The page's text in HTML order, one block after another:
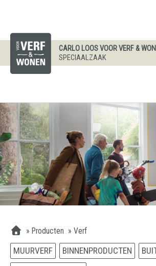
CARLO LOOS VOOR VERF &
SPECIAALZAAK
» Producten »Verf
MUURVERF BINNENPRODUCTEN